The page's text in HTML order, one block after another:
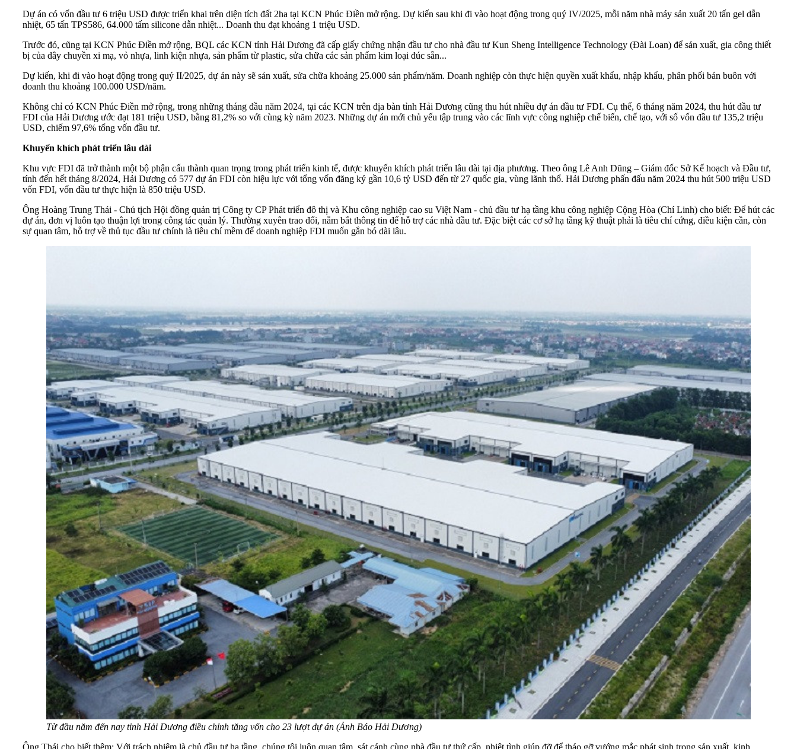
Dự án có vốn đầu tư 6 triệu USD được triển khai trên diện tích đất 2ha tại KCN Phúc Điền mở rộng. Dự kiến sau khi đi vào hoạt động trong quý IV/2025, mỗi năm nhà máy sản xuất 20 tấn gel dẫn
nhiệt, 65 tấn TPS586, 64.000 tấm silicone dẫn nhiệt... Doanh thu đạt khoảng 1 triệu USD.
Trước đó, cũng tại KCN Phúc Điền mở rộng, BQL các KCN tỉnh Hải Dương đã cấp giấy chứng nhận đầu tư cho nhà đầu tư Kun Sheng Intelligence Technology (Đài Loan) để sản xuất, gia công thiết
bị của dây chuyền xi mạ, vỏ nhựa, linh kiện nhựa, sản phẩm từ plastic, sửa chữa các sản phẩm kim loại đúc sẵn...
Dự kiến, khi đi vào hoạt động trong quý II/2025, dự án này sẽ sản xuất, sửa chữa khoảng 25.000 sản phẩm/năm. Doanh nghiệp còn thực hiện quyền xuất khẩu, nhập khẩu, phân phối bán buôn với
doanh thu khoảng 100.000 USD/năm.
Không chỉ có KCN Phúc Điền mở rộng, trong những tháng đầu năm 2024, tại các KCN trên địa bàn tỉnh Hải Dương cũng thu hút nhiều dự án đầu tư FDI. Cụ thể, 6 tháng năm 2024, thu hút đầu tư
FDI của Hải Dương ước đạt 181 triệu USD, bằng 81,2% so với cùng kỳ năm 2023. Những dự án mới chủ yếu tập trung vào các lĩnh vực công nghiệp chế biến, chế tạo, với số vốn đầu tư 135,2 triệu
USD, chiếm 97,6% tổng vốn đầu tư.
Khuyến khích phát triển lâu dài
Khu vực FDI đã trở thành một bộ phận cấu thành quan trọng trong phát triển kinh tế, được khuyến khích phát triển lâu dài tại địa phương. Theo ông Lê Anh Dũng – Giám đốc Sở Kế hoạch và Đầu tư,
tính đến hết tháng 8/2024, Hải Dương có 577 dự án FDI còn hiệu lực với tổng vốn đăng ký gần 10,6 tỷ USD đến từ 27 quốc gia, vùng lãnh thổ. Hải Dương phấn đấu năm 2024 thu hút 500 triệu USD
vốn FDI, vốn đầu tư thực hiện là 850 triệu USD.
Ông Hoàng Trung Thái - Chủ tịch Hội đồng quản trị Công ty CP Phát triển đô thị và Khu công nghiệp cao su Việt Nam - chủ đầu tư hạ tầng khu công nghiệp Cộng Hòa (Chí Linh) cho biết: Để hút các
dự án, đơn vị luôn tạo thuận lợi trong công tác quản lý. Thường xuyên trao đổi, nắm bắt thông tin để hỗ trợ các nhà đầu tư. Đặc biệt các cơ sở hạ tầng kỹ thuật phải là tiêu chí cứng, điều kiện cần, còn
sự quan tâm, hỗ trợ về thủ tục đầu tư chính là tiêu chí mềm để doanh nghiệp FDI muốn gắn bó dài lâu.
Từ đầu năm đến nay tỉnh Hải Dương điều chỉnh tăng vốn cho 23 lượt dự án (Ảnh Báo Hải Dương)
Ông Thái cho biết thêm: Với trách nhiệm là chủ đầu tư hạ tầng, chúng tôi luôn quan tâm, sát cánh cùng nhà đầu tư thứ cấp, nhiệt tình giúp đỡ để tháo gỡ vướng mắc phát sinh trong sản xuất, kinh